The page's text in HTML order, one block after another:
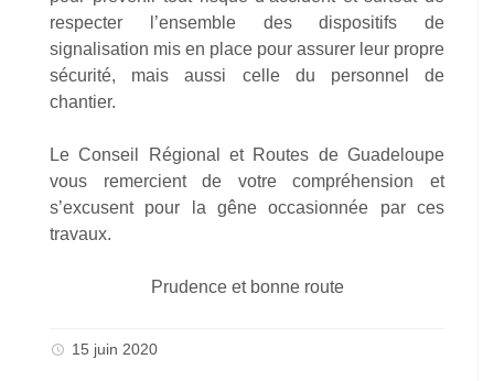
respecter l’ensemble des dispositifs de
signalisation mis en place pour assurer leur propre
sécurité, mais aussi celle du personnel de
chantier.
Le Conseil Régional et Routes de Guadeloupe
vous remercient de votre compréhension et
s’excusent pour la gêne occasionnée par ces
travaux.
Prudence et bonne route
15 juin 2020